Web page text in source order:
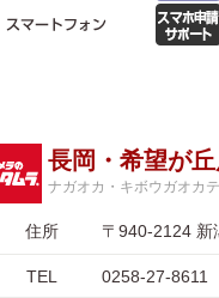
長岡・希望が
ナガオカ・キボウガオカ
住所 〒940-2124 新
TEL 0258-27-8611